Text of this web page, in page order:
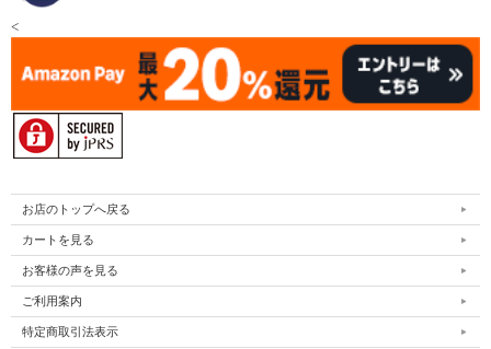
<
お店のトップへ戻る
カートを見る
お客様の声を見る
ご利用案内
特定商取引法表示